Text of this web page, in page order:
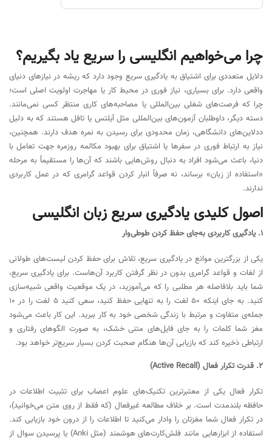
چرا می‌خواهیم انگلیسی را سریع یاد بگیریم؟
دلایل متعددی برای اشتیاق به یادگیری سریع وجود دارد که ریشه در نیازهای دنیای
واقعی دارد. برای بسیاری، نیاز فوری در محیط کار یا مهاجرت اولویت اصلی است؛
چرا که فرصت‌های شغلی بین‌المللی یا مصاحبه‌های کاری منتظر کسی نمی‌مانند.
دسته دیگر، داوطلبان آزمون‌های بین‌المللی مثل آیلتس یا تافل هستند که به دلیل
ددلاین‌های دانشگاهی، زمان محدودی برای رسیدن به نمره هدف دارند. همچنین،
نیاز به ارتباط فوری در سفرها یا اشتیاق برای بهبود مکالمه روزمره جهت تعامل با
دنیا، باعث می‌شود افراد به دنبال روش‌هایی باشند که آن‌ها را مستقیماً به مرحله
«استفاده از زبان» برساند، نه صرفاً انبار کردن قواعد گرامری که در عمل کاربردی
ندارند.
اصول کلیدی یادگیری سریع زبان انگلیسی
۱. یادگیری کاربردی به‌جای حفظ کردن طوطی‌وار
یکی از بزرگترین موانع در یادگیری سریع، تلاش برای حفظ کردن لیست‌های طولانی
از لغات و قواعد گرامری بدون در نظر گرفتن کاربرد آن‌هاست. برای یادگیری سریع،
شما باید بلافاصله هر مطلبی را که می‌آموزید، در یک موقعیت واقعی شبیه‌سازی
کنید. به جای اینکه ۵۰ لغت را به تنهایی حفظ کنید، سعی کنید ۵ لغت را در ۱۰
جمله‌ی متفاوت و مرتبط با زندگی شخصی خود به کار ببرید. این کار باعث می‌شود
مغز شما کلمات را به جای فایل‌های متنی خشک، به صورت الگوهای رفتاری و
ارتباطی ذخیره کند که بازیابی آن‌ها هنگام صحبت کردن بسیار سریع‌تر خواهد بود.
۲. قدرت تکرار فعال (Active Recall)
تکرار فعال یکی از معتبرترین تکنیک‌های علوم اعصاب برای تثبیت اطلاعات در
حافظه بلندمدت است. بر خلاف مطالعه غیرفعال (که فقط از روی متن می‌خوانید)،
در تکرار فعال شما مغزتان را وادار می‌کنید تا اطلاعات را از درون خود بازیابی کند.
استفاده از ابزارهایی مانند فلش‌کارت‌های هوشمند (مثل Anki) یا پرسیدن سوال از